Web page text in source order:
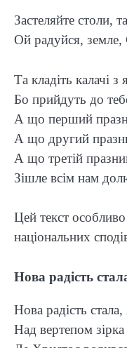
Застеляйте столи,
Ой радуйся,
Та кладіть калачі з
Бо прийдуть до
А що перший
А що другий
А що третій
Зішле всім нам
Цей текст
національних
Нова радість
Нова радість
Над вертепом зірка